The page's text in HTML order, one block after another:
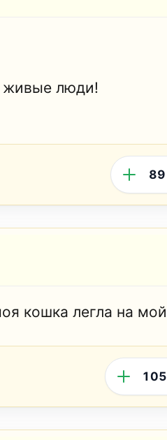
живые люди!
89
кошка легла на мой
105